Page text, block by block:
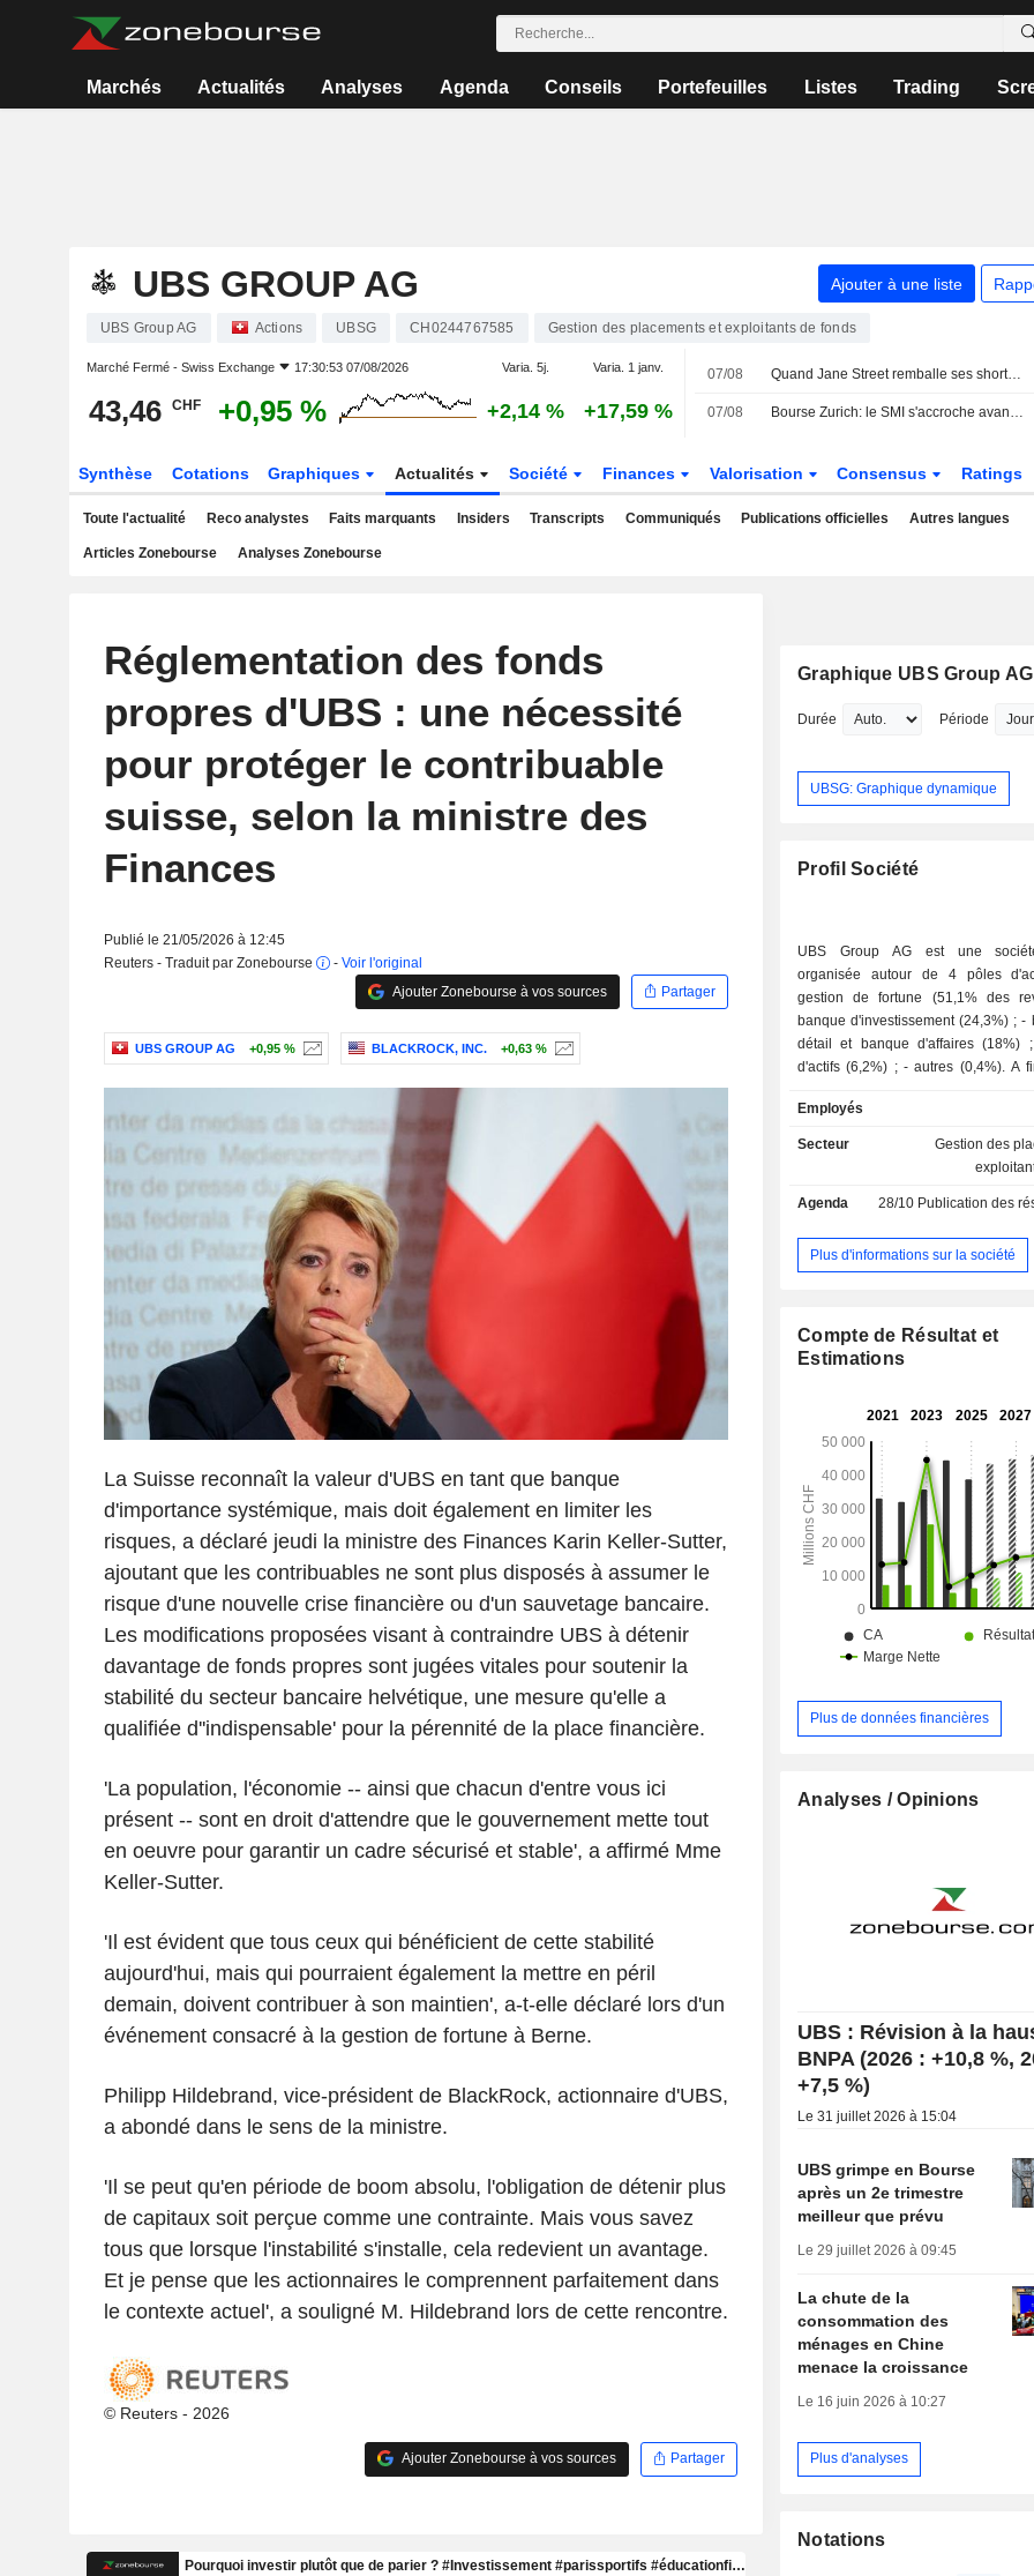
Marchés Actualités Analyses Agenda Conseils Portefeuilles Listes Trading
UBS GROUP AG Ajouter à une liste
UBS Group AG Actions UBSG CH0244767585 Gestion des placements et exploitants de fonds
Marché Fermé - Swiss Exchange 17:30:53 07/08/2026 Varia. 5j. Varia. 1 janv.
43,46 CHF +0,95 % +2,14 % +17,59 %
07/08 Quand Jane Street remballe ses shorts sur Sivers Semiconductors
07/08 Bourse Zurich: le SMI s'accroche avant l'emploi américain
Synthèse Cotations Graphiques Actualités Société Finances Valorisation Consensus Ratings
Toute l'actualité Reco analystes Faits marquants Insiders Transcripts Communiqués Publications officielles Autres langues
Articles Zonebourse Analyses Zonebourse
Réglementation des fonds
propres d'UBS : une nécessité
pour protéger le contribuable
suisse, selon la ministre des
Finances
Publié le 21/05/2026 à 12:45
Reuters - Traduit par Zonebourse
- Voir l'original
Ajouter Zonebourse à vos sources
Partager
UBS GROUP AG +0,95 % BLACKROCK, INC. +0,63 %
La Suisse reconnaît la valeur d'UBS en tant que banque
d'importance systémique, mais doit également en limiter les
risques, a déclaré jeudi la ministre des Finances Karin Keller-Sutter,
ajoutant que les contribuables ne sont plus disposés à assumer le
risque d'une nouvelle crise financière ou d'un sauvetage bancaire.
Les modifications proposées visant à contraindre UBS à détenir
davantage de fonds propres sont jugées vitales pour soutenir la
stabilité du secteur bancaire helvétique, une mesure qu'elle a
qualifiée d''indispensable' pour la pérennité de la place financière.
'La population, l'économie -- ainsi que chacun d'entre vous ici
présent -- sont en droit d'attendre que le gouvernement mette tout
en oeuvre pour garantir un cadre sécurisé et stable', a affirmé Mme
Keller-Sutter.
'Il est évident que tous ceux qui bénéficient de cette stabilité
aujourd'hui, mais qui pourraient également la mettre en péril
demain, doivent contribuer à son maintien', a-t-elle déclaré lors d'un
événement consacré à la gestion de fortune à Berne.
Philipp Hildebrand, vice-président de BlackRock, actionnaire d'UBS,
a abondé dans le sens de la ministre.
'Il se peut qu'en période de boom absolu, l'obligation de détenir plus
de capitaux soit perçue comme une contrainte. Mais vous savez
tous que lorsque l'instabilité s'installe, cela redevient un avantage.
Et je pense que les actionnaires le comprennent parfaitement dans
le contexte actuel', a souligné M. Hildebrand lors de cette rencontre.
© Reuters - 2026
Ajouter Zonebourse à vos sources Partager
Graphique UBS Group AG
Durée Période
UBSG: Graphique dynamique
Profil Société
UBS Group AG est une
organisée autour de 4 pôles
gestion de fortune (51,1% des
banque d'investissement (24,3%) ; - banque de
détail et banque d'affaires (18%) ; -
d'actifs (6,2%) ; - autres (0,4%). A fin 2025, le
dépôts et 653,8 MdsUSD d'encours
Employés
Secteur
Gestion des
Agenda 28/10 Publication des résultats
Plus d'informations sur la société
Compte de Résultat et
Estimations
Plus de données financières
Analyses / Opinions
UBS : Révision à la
BNPA (2026 : +10,8 %,
+7,5 %)
Le 31 juillet 2026 à 15:04
UBS grimpe en Bourse
après un 2e trimestre
meilleur que prévu
Le 29 juillet 2026 à 09:45
La chute de la
consommation des
ménages en Chine
menace la croissance
Le 16 juin 2026 à 10:27
Plus d'analyses
Notations